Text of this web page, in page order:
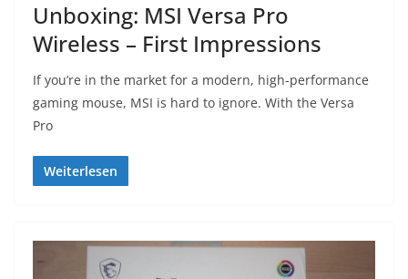
Unboxing: MSI Versa Pro
Wireless – First Impressions
If you’re in the market for a modern, high-performance
gaming mouse, MSI is hard to ignore. With the Versa
Pro
Weiterlesen